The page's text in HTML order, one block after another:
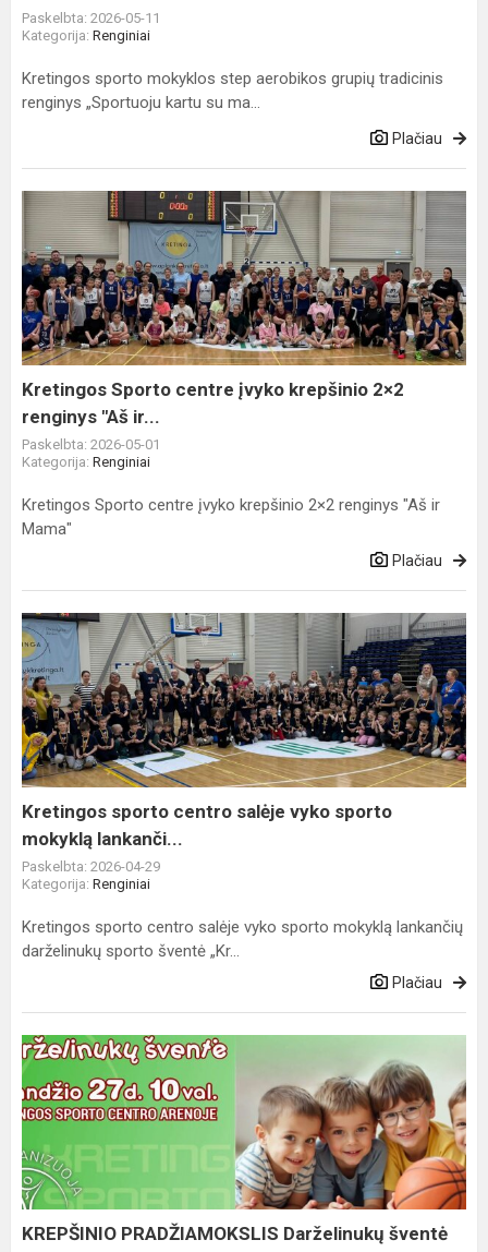
Paskelbta: 2026-05-11
Kategorija: Renginiai
Kretingos sporto mokyklos step aerobikos grupių tradicinis
renginys „Sportuoju kartu su ma...
Plačiau
Kretingos
Sporto
centre
įvyko
krepšinio
2×2
renginys
"Aš
ir...
Kretingos Sporto centre įvyko krepšinio 2×2
renginys "Aš ir...
Paskelbta: 2026-05-01
Kategorija: Renginiai
Kretingos Sporto centre įvyko krepšinio 2×2 renginys "Aš ir
Mama"
Plačiau
Kretingos
sporto
centro
salėje
vyko
sporto
mokyklą
lankanči...
Kretingos sporto centro salėje vyko sporto
mokyklą lankanči...
Paskelbta: 2026-04-29
Kategorija: Renginiai
Kretingos sporto centro salėje vyko sporto mokyklą lankančių
darželinukų sporto šventė „Kr...
Plačiau
KREPŠINIO
PRADŽIAMOKSLIS
Darželinukų
šventė
KREPŠINIO PRADŽIAMOKSLIS Darželinukų šventė